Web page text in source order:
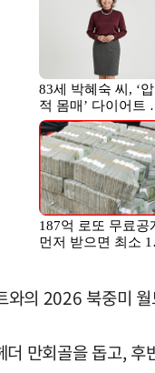
의 2026 북중미
만회골을 돕고,